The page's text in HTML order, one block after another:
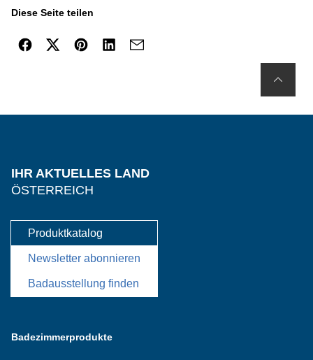
Diese Seite teilen
IHR AKTUELLES LAND
ÖSTERREICH
Produktkatalog
Newsletter abonnieren
Badausstellung finden
Badezimmerprodukte